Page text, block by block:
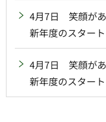
4月7日 笑顔があ
新年度のスター
4月7日 笑顔があ
新年度のスター